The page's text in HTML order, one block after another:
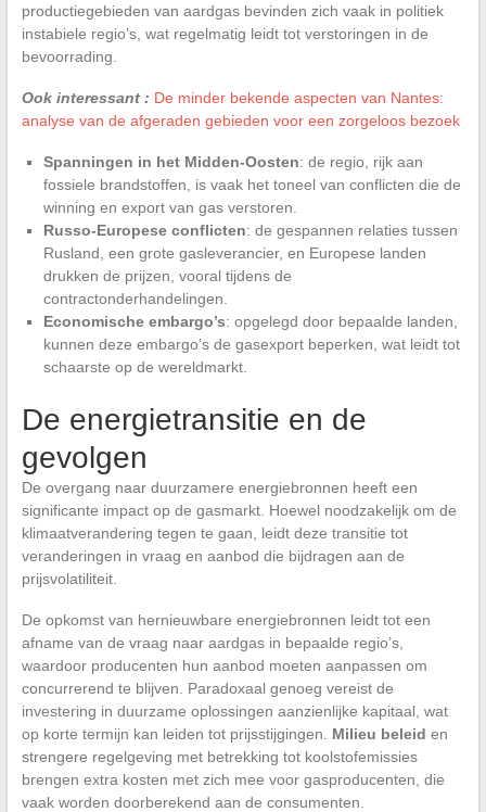
productiegebieden van aardgas bevinden zich vaak in politiek
instabiele regio’s, wat regelmatig leidt tot verstoringen in de
bevoorrading.
Ook interessant : De minder bekende aspecten van Nantes:
analyse van de afgeraden gebieden voor een zorgeloos bezoek
Spanningen in het Midden-Oosten: de regio, rijk aan
fossiele brandstoffen, is vaak het toneel van conflicten die de
winning en export van gas verstoren.
Russo-Europese conflicten: de gespannen relaties tussen
Rusland, een grote gasleverancier, en Europese landen
drukken de prijzen, vooral tijdens de
contractonderhandelingen.
Economische embargo’s: opgelegd door bepaalde landen,
kunnen deze embargo’s de gasexport beperken, wat leidt tot
schaarste op de wereldmarkt.
De energietransitie en de
gevolgen
De overgang naar duurzamere energiebronnen heeft een
significante impact op de gasmarkt. Hoewel noodzakelijk om de
klimaatverandering tegen te gaan, leidt deze transitie tot
veranderingen in vraag en aanbod die bijdragen aan de
prijsvolatiliteit.
De opkomst van hernieuwbare energiebronnen leidt tot een
afname van de vraag naar aardgas in bepaalde regio’s,
waardoor producenten hun aanbod moeten aanpassen om
concurrerend te blijven. Paradoxaal genoeg vereist de
investering in duurzame oplossingen aanzienlijke kapitaal, wat
op korte termijn kan leiden tot prijsstijgingen. Milieu beleid en
strengere regelgeving met betrekking tot koolstofemissies
brengen extra kosten met zich mee voor gasproducenten, die
vaak worden doorberekend aan de consumenten.